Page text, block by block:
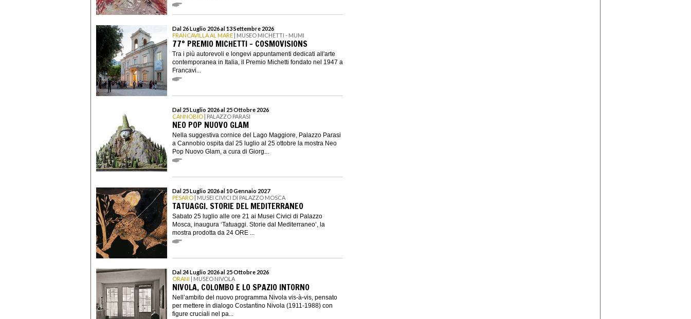
Dal 26 Luglio 2026 al 13 Settembre 2026
FRANCAVILLA AL MARE | MUSEO MICHETTI - MUMI
77° PREMIO MICHETTI - COSMOVISIONS
Tra i più autorevoli e longevi appuntamenti dedicati all'arte
contemporanea in Italia, il Premio Michetti fondato nel 1947 a
Francavi...
Dal 25 Luglio 2026 al 25 Ottobre 2026
CANNOBIO | PALAZZO PARASI
NEO POP NUOVO GLAM
Nella suggestiva cornice del Lago Maggiore, Palazzo Parasi
a Cannobio ospita dal 25 luglio al 25 ottobre la mostra Neo
Pop Nuovo Glam, a cura di Giorg...
Dal 25 Luglio 2026 al 10 Gennaio 2027
PESARO | MUSEI CIVICI DI PALAZZO MOSCA
TATUAGGI. STORIE DEL MEDITERRANEO
Sabato 25 luglio alle ore 21 ai Musei Civici di Palazzo
Mosca, inaugura ‘Tatuaggi. Storie dal Mediterraneo’, la
mostra prodotta da 24 ORE ...
Dal 24 Luglio 2026 al 25 Ottobre 2026
ORANI | MUSEO NIVOLA
NIVOLA, COLOMBO E LO SPAZIO INTORNO
Nell’ambito del nuovo programma Nivola vis-à-vis, pensato
per mettere in dialogo Costantino Nivola (1911-1988) con
figure cruciali nel pa...